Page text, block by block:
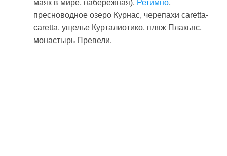
маяк в мире, набережная), Ретимно,
пресноводное озеро Курнас, черепахи caretta-
caretta, ущелье Курталиотико, пляж Плакьяс,
монастырь Превели.